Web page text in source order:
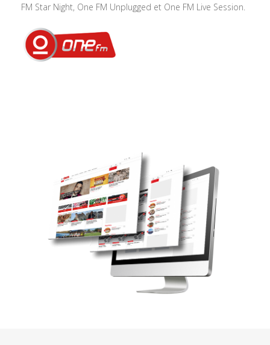
FM Star Night, One FM Unplugged et One FM Live Session.